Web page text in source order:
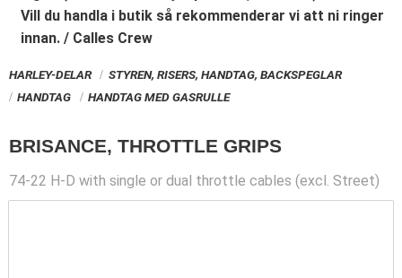
Vill du handla i butik så rekommenderar vi att ni ringer
innan. / Calles Crew
HARLEY-DELAR
STYREN, RISERS, HANDTAG, BACKSPEGLAR
HANDTAG
HANDTAG MED GASRULLE
BRISANCE, THROTTLE GRIPS
74-22 H-D with single or dual throttle cables (excl. Street)